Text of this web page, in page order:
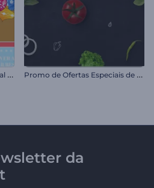
P
acote de Animações de Natal para Reels P
romo de Ofertas Especiais de Restaurante
da